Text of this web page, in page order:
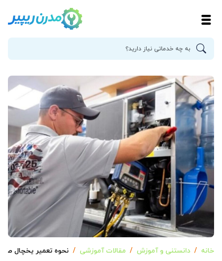
خانه دانستنی و آموزش مقالات آموزشی نحوه تعمیر یخچال